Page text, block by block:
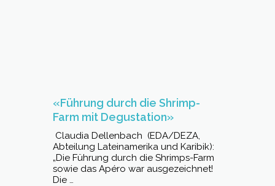
«Führung durch die Shrimp-
Farm mit Degustation»
Claudia Dellenbach (EDA/DEZA,
Abteilung Lateinamerika und Karibik):
„Die Führung durch die Shrimps-Farm
sowie das Apéro war ausgezeichnet!
Die …